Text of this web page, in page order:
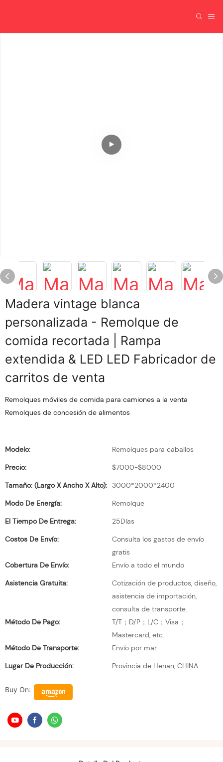
Madera vintage blanca
personalizada - Remolque de
comida recortada | Rampa
extendida & LED LED Fabricador de
carritos de venta
Remolques móviles de comida para camiones a la venta
Remolques de concesión de alimentos
Modelo:
Remolques para caballos
Precio:
$7000-$8000
Tamaño: (largo X Ancho X Alto): 3000*2000*2400
Modo De Energía:
Remolque
El Tiempo De Entrega:
25Días
Costos De Envío:
Consulta los gastos de envío
gratis
Cobertura De Envío:
Envío a todo el mundo
Asistencia Gratuita:
Cotización de productos, diseño,
asistencia de importación,
consulta de transporte.
Método De Pago:
T/T；D/P；L/C；Visa；
Mastercard, etc.
Método De Transporte:
Envío por mar
Lugar De Producción:
Provincia de Henan, CHINA
Buy On: